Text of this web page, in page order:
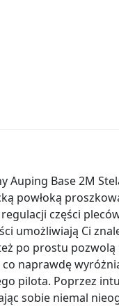
Auping Base 2M
powłoką
części
umożliwiają Ci
po prostu
co naprawdę
pilota. Poprzez
sobie niemal